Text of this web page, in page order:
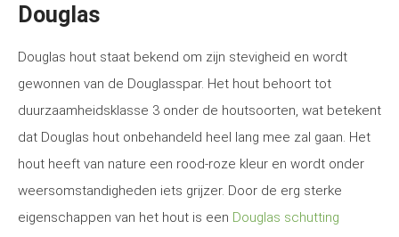
Douglas
Douglas hout staat bekend om zijn stevigheid en wordt
gewonnen van de Douglasspar. Het hout behoort tot
duurzaamheidsklasse 3 onder de houtsoorten, wat betekent
dat Douglas hout onbehandeld heel lang mee zal gaan. Het
hout heeft van nature een rood-roze kleur en wordt onder
weersomstandigheden iets grijzer. Door de erg sterke
eigenschappen van het hout is een Douglas schutting